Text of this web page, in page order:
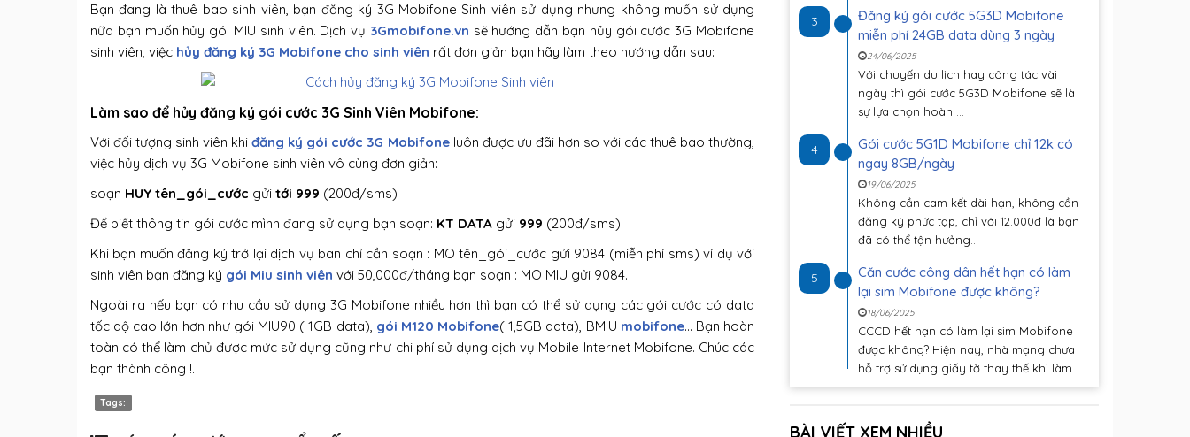
Bạn đang là thuê bao sinh viên, bạn đăng ký 3G Mobifone Sinh viên sử dụng nhưng không muốn sử dụng
nữa bạn muốn hủy gói MIU sinh viên. Dịch vụ 3Gmobifone.vn sẽ hướng dẫn bạn hủy gói cước 3G Mobifone
sinh viên, việc hủy đăng ký 3G Mobifone cho sinh viên rất đơn giản bạn hãy làm theo hướng dẫn sau:
Làm sao để hủy đăng ký gói cước 3G Sinh Viên Mobifone:
Với đối tượng sinh viên khiđăng ký gói cước 3G Mobifoneluôn được ưu đãi hơn so với các thuê bao thường,
việc hủy dịch vụ 3G Mobifone sinh viên vô cùng đơn giản:
soạn HUY tên_gói_cước gửi tới 999 (200đ/sms)
Để biết thông tin gói cước mình đang sử dụng bạn soạn: KT DATA gửi 999 (200đ/sms)
Khi bạn muốn đăng ký trở lại dịch vụ ban chỉ cần soạn : MO tên_gói_cước gửi 9084 (miễn phí sms) ví dụ với
sinh viên bạn đăng ký gói Miu sinh viên với 50,000đ/tháng bạn soạn : MO MIU gửi 9084.
Ngoài ra nếu bạn có nhu cầu sử dụng 3G Mobifone nhiều hơn thì bạn có thể sử dụng các gói cước có data
tốc dộ cao lớn hơn như gói MIU90 ( 1GB data), gói M120 Mobifone( 1,5GB data), BMIU mobifone… Bạn hoàn
toàn có thể làm chủ được mức sử dụng cũng như chi phí sử dụng dịch vụ Mobile Internet Mobifone. Chúc các
bạn thành công !.
Tags:
3
Đăng ký gói cước 5G3D Mobifone
miễn phí 24GB data dùng 3 ngày
24/06/2025
Với chuyến du lịch hay công tác vài
ngày thì gói cước 5G3D Mobifone sẽ là
sự lựa chọn hoàn ...
4
Gói cước 5G1D Mobifone chỉ 12k có
ngay 8GB/ngày
19/06/2025
Không cần cam kết dài hạn, không cần
đăng ký phức tạp, chỉ với 12.000đ là bạn
đã có thể tận hưởng...
5
Căn cước công dân hết hạn có làm
lại sim Mobifone được không?
18/06/2025
CCCD hết hạn có làm lại sim Mobifone
được không? Hiện nay, nhà mạng chưa
hỗ trợ sử dụng giấy tờ thay thế khi làm...
BÀI VIẾT XEM NHIỀU